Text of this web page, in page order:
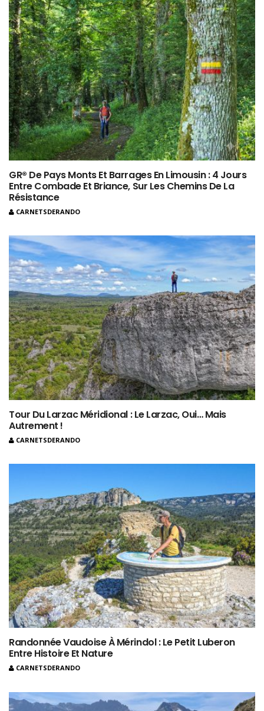
GR® De Pays Monts Et Barrages En Limousin : 4 Jours
Entre Combade Et Briance, Sur Les Chemins De La
Résistance
CARNETSDERANDO
Tour Du Larzac Méridional : Le Larzac, Oui… Mais
Autrement !
CARNETSDERANDO
Randonnée Vaudoise À Mérindol : Le Petit Luberon
Entre Histoire Et Nature
CARNETSDERANDO